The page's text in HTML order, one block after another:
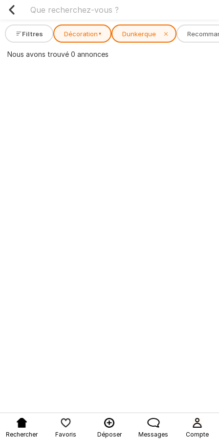
Filtres Décoration ▾ Dunkerque ✕
Nous avons trouvé 0 annonces
Rechercher Favoris Déposer Messages Compte